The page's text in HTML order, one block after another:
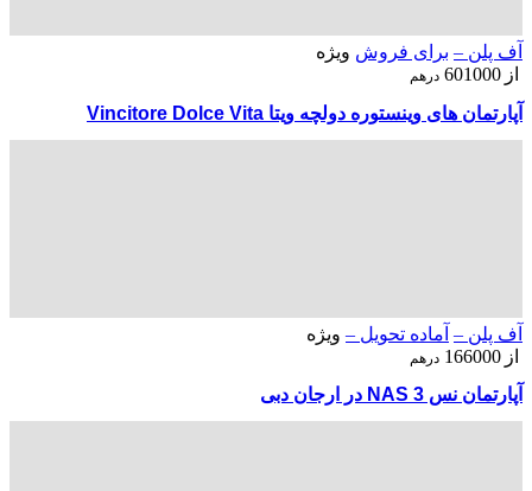
آف پلن – برای فروش ویژه
از 601000 درهم
آپارتمان های وینستوره دولچه ویتا Vincitore Dolce Vita
آف پلن – آماده تحویل – ویژه
از 166000 درهم
آپارتمان نس NAS 3 در ارجان دبی